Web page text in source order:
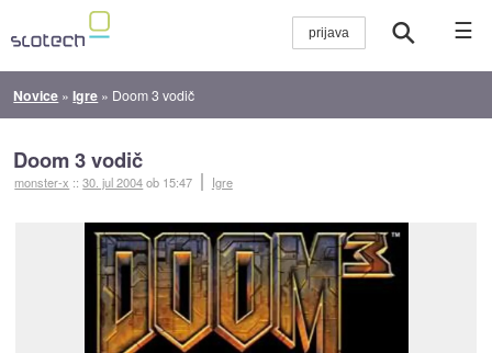
☰
Novice »Igre » Doom 3 vodič
Doom 3 vodič
monster-x ::30. jul 2004ob 15:47 Igre